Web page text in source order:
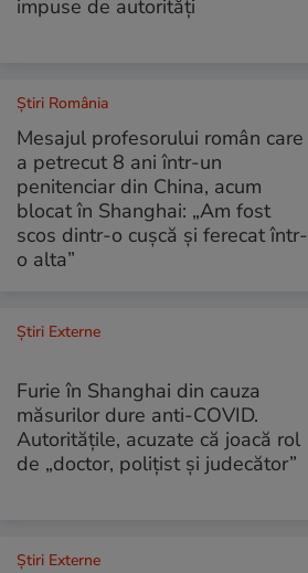
impuse de autorități
Știri România
Mesajul profesorului român care
a petrecut 8 ani într-un
penitenciar din China, acum
blocat în Shanghai: „Am fost
scos dintr-o cușcă și ferecat într-
o alta”
Știri Externe
Furie în Shanghai din cauza
măsurilor dure anti-COVID.
Autoritățile, acuzate că joacă rol
de „doctor, polițist și judecător”
Știri Externe